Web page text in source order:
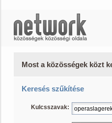
Most a közösségek közt
Keresés szűkítése
Kulcsszavak: